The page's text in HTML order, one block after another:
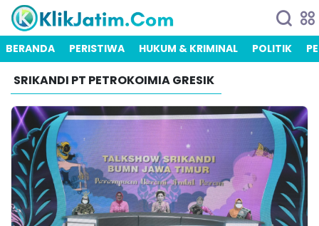
BERANDA PERISTIWA HUKUM & KRIMINAL POLITIK
SRIKANDI PT PETROKOIMIA GRESIK